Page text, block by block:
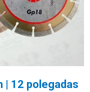
| 12 polegadas